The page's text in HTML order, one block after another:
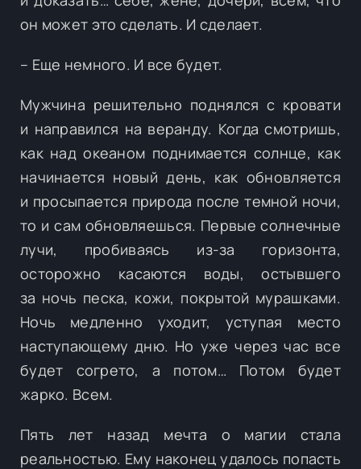
он может это сделать. И сделает.
– Еще немного. И все будет.
Мужчина решительно поднялся с кровати
и направился на веранду. Когда смотришь,
как над океаном поднимается солнце, как
начинается новый день, как обновляется
и просыпается природа после темной ночи,
то и сам обновляешься. Первые солнечные
лучи, пробиваясь из-за горизонта,
осторожно касаются воды, остывшего
за ночь песка, кожи, покрытой мурашками.
Ночь медленно уходит, уступая место
наступающему дню. Но уже через час все
будет согрето, а потом… Потом будет
жарко. Всем.
Пять лет назад мечта о магии стала
реальностью. Ему наконец удалось попасть